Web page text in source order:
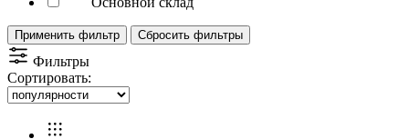
Применить фильтр Сбросить фильтры
Фильтры
Сортировать: